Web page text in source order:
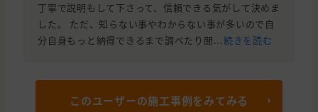
丁寧で説明もして下さって、信頼できる気がして決めま
した。 ただ、知らない事やわからない事が多いので自
分自身もっと納得できるまで調べたり聞...続きを読む
このユーザーの施工事例をみてみる